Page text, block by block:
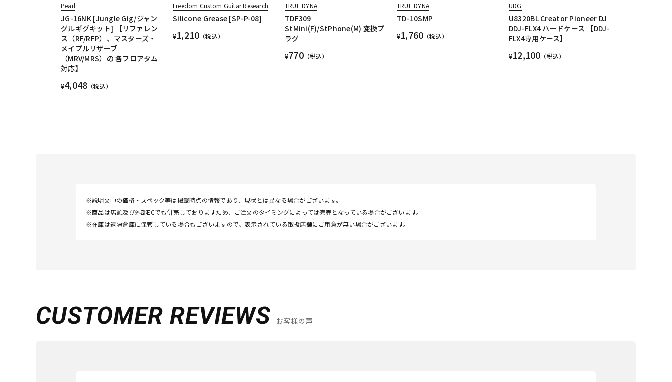
Pearl
JG-16NK [Jungle Gig/ジャン
グルギグキット] 【リファレン
ス（RF/RFP）、マスターズ・
メイプルリザーブ
（MRV/MRS）の 各フロアタム
対応】
¥4,048 （税込）
Freedom Custom Guitar Research
Silicone Grease [SP-P-08]
¥1,210 （税込）
TRUE DYNA
TDF309
StMini(F)/StPhone(M) 変換プ
ラグ
¥770（税込）
TRUE DYNA
TD-10SMP
¥1,760 （税込）
UDG
U8320BL Creator Pioneer DJ
DDJ-FLX4 ハードケース 【DDJ-
FLX4専用ケース】
¥12,100 （税込）
※説明文中の価格・スペック等は掲載時点の情報であり、現状とは異なる場合がございます。
※商品は店頭及び外部ECでも併売しておりますため、ご注文のタイミングによっては完売となっている場合がございます。
※在庫は遠隔倉庫に保管している場合もございますので、表示されている取扱店舗にご用意が無い場合がございます。
CUSTOMER REVIEWS お客様の声